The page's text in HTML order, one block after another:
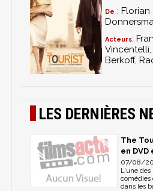
De : Florian
Acteurs:
Vincentelli,
Berkoff,
LES DERNIÈRES
The
en
07/08/
L'une des
comédies
dans les